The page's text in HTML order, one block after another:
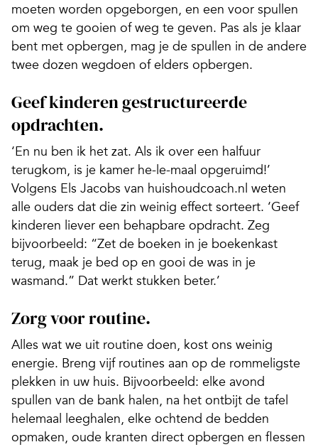
moeten worden opgeborgen, en een voor spullen
om weg te gooien of weg te geven. Pas als je klaar
bent met opbergen, mag je de spullen in de andere
twee dozen wegdoen of elders opbergen.
Geef kinderen gestructureerde
opdrachten.
‘En nu ben ik het zat. Als ik over een halfuur
terugkom, is je kamer he-le-maal opgeruimd!’
Volgens Els Jacobs van huishoudcoach.nl weten
alle ouders dat die zin weinig effect sorteert. ‘Geef
kinderen liever een behapbare opdracht. Zeg
bijvoorbeeld: “Zet de boeken in je boekenkast
terug, maak je bed op en gooi de was in je
wasmand.” Dat werkt stukken beter.’
Zorg voor routine.
Alles wat we uit routine doen, kost ons weinig
energie. Breng vijf routines aan op de rommeligste
plekken in uw huis. Bijvoorbeeld: elke avond
spullen van de bank halen, na het ontbijt de tafel
helemaal leeghalen, elke ochtend de bedden
opmaken, oude kranten direct opbergen en flessen